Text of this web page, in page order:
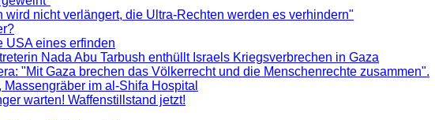
wird nicht verlängert, die Ultra-Rechten werden es verhindern"
USA eines erfinden
Nada Abu Tarbush enthüllt Israels Kriegsverbrechen in Gaza
"Mit Gaza brechen das Völkerrecht und die Menschenrechte zusammen".
im al-Shifa Hospital
warten! Waffenstillstand jetzt!